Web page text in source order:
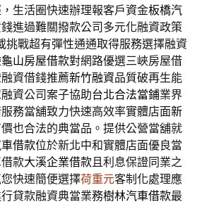
生活圈快速辦理報客戶資金板橋汽
進過難關撥款公司多元化融資政策
挑戰超有彈性通通取得服務選擇融資
龜山房屋借款對網路優選三峽房屋借
資借錢推薦新竹融資品質破再生能
資公司案子協助台北合法當鋪業界
務當舖致力快速高效率實體店面新
也合法的典當品。提供公營當舖就
借款位於新北中和實體店面優良當
款大溪企業借款且利息保證同業之
快速簡便選擇荷重元客制化處理應
貸款融資典當業務樹林汽車借款最